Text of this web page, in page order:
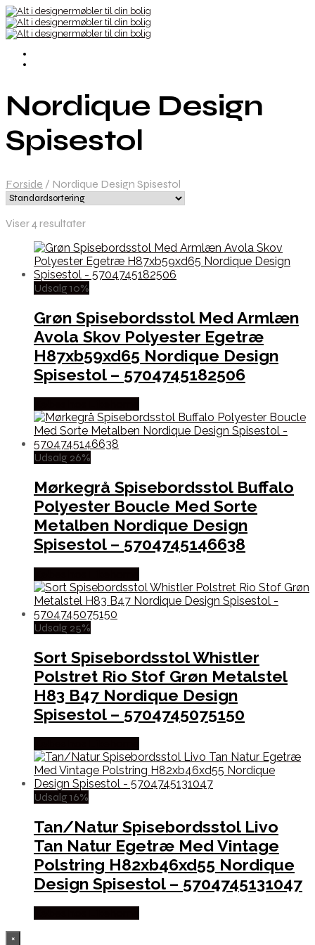
Nordique Design
Spisestol
Forside / Nordique Design Spisestol
Viser 4 resultater
Udsalg 10%
Grøn Spisebordsstol Med Armlæn
Avola Skov Polyester Egetræ
H87xb59xd65 Nordique Design
Spisestol – 5704745182506
Udsalg 26%
Mørkegrå Spisebordsstol Buffalo
Polyester Boucle Med Sorte
Metalben Nordique Design
Spisestol – 5704745146638
Udsalg 25%
Sort Spisebordsstol Whistler
Polstret Rio Stof Grøn Metalstel
H83 B47 Nordique Design
Spisestol – 5704745075150
Udsalg 16%
Tan/Natur Spisebordsstol Livo
Tan Natur Egetræ Med Vintage
Polstring H82xb46xd55 Nordique
Design Spisestol – 5704745131047
×